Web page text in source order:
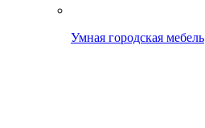
Умная городская мебель